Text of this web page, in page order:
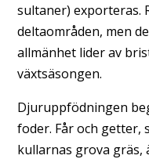
sultaner) exporteras.
deltaområden, men
allmänhet lider av
växtsäsongen.
Djuruppfödningen
foder. Får och getter,
kullarnas grova gräs,